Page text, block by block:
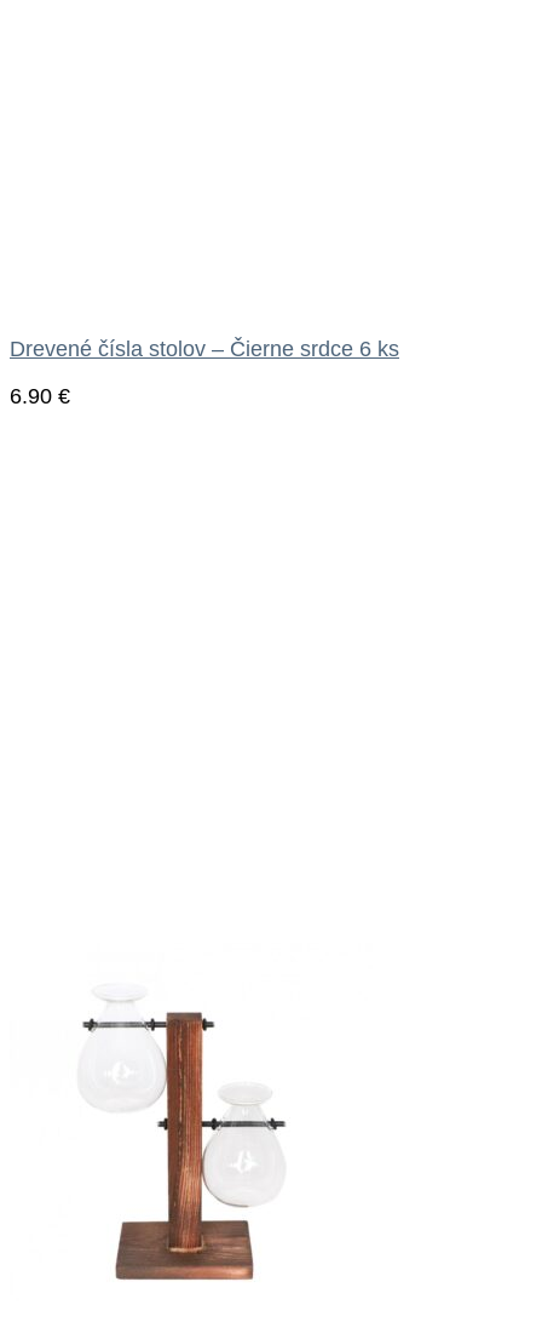
Drevené čísla stolov – Čierne srdce 6 ks
6.90 €